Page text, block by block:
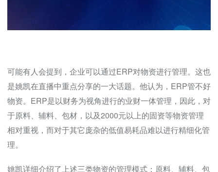
可能有人会提到，企业可以通过ERP对物资进行管理。这也
是姚凯在直播中重点分享的一大话题。他认为，ERP管不好
物资。ERP是以财务为视角进行的业财一体管理，因此，对
于原料、辅料、包材，以及2000元以上的固资等物资管理
相对重视，而对于其它庞杂的低值易耗品难以进行精细化管
理。
姚凯详细介绍了上述三类物资的管理模式： 原料、辅料、包